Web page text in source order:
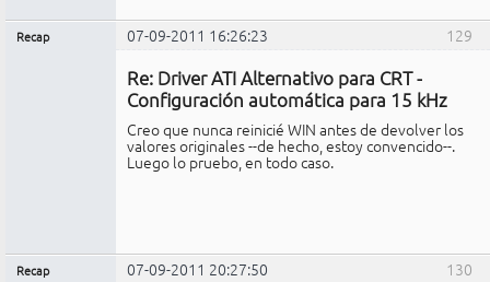
129
Recap 07-09-2011 16:26:23
Re: Driver ATI Alternativo para CRT -
Configuración automática para 15 kHz
Creo que nunca reinicié WIN antes de devolver los
valores originales --de hecho, estoy convencido--.
Luego lo pruebo, en todo caso.
130
Recap 07-09-2011 20:27:50